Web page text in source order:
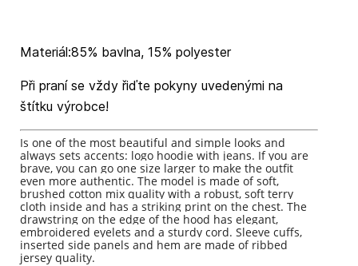
Materiál:85% bavlna, 15% polyester
Při praní se vždy řiďte pokyny uvedenými na
štítku výrobce!
Is one of the most beautiful and simple looks and
always sets accents: logo hoodie with jeans. If you are
brave, you can go one size larger to make the outfit
even more authentic. The model is made of soft,
brushed cotton mix quality with a robust, soft terry
cloth inside and has a striking print on the chest. The
drawstring on the edge of the hood has elegant,
embroidered eyelets and a sturdy cord. Sleeve cuffs,
inserted side panels and hem are made of ribbed
jersey quality.